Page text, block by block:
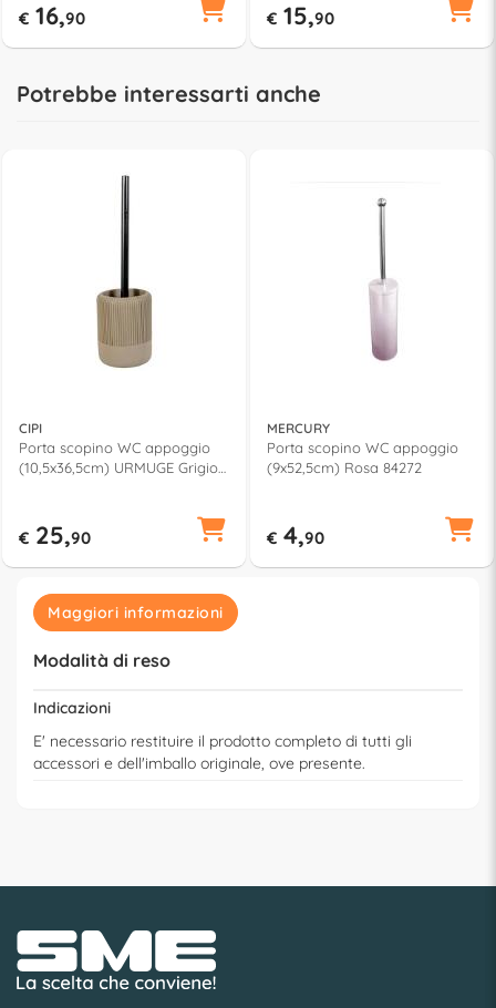
€ 16,90 € 15,90
Potrebbe interessarti anche
CIPI
Porta scopino WC appoggio
(10,5x36,5cm) URMUGE Grigio
€ 25,90
MERCURY
Porta scopino WC appoggio
(9x52,5cm) Rosa 84272
€ 4,90
Maggiori informazioni
Modalità di reso
Indicazioni
E' necessario restituire il prodotto completo di tutti gli
accessori e dell'imballo originale, ove presente.